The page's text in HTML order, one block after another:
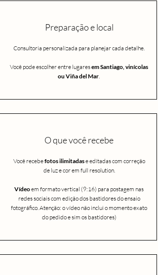
Preparação e local
Consultoria personalizada para planejar cada detalhe.
Você pode escolher entre lugaresem Santiago, vinícolas
ou Viña del Mar.
O que você recebe
Você recebefotos ilimitadaseeditadas com correção
de luz e cor em full resolution.
Vídeoem formato vertical (9:16) para postagem nas
redes sociais com edição dos bastidores do ensaio
fotográfico. Atenção: o vídeo não inclui o momento exato
do pedido e sim os bastidores)